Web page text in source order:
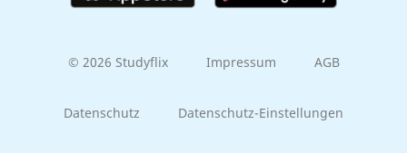
© 2026 Studyflix Impressum AGB
Datenschutz Datenschutz-Einstellungen